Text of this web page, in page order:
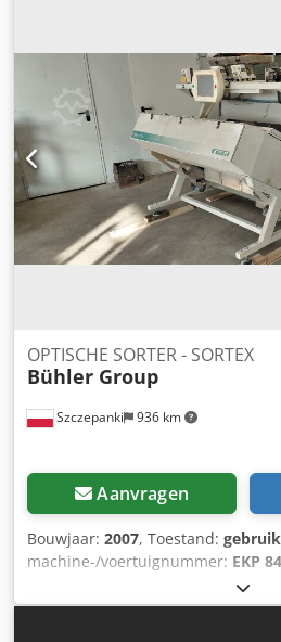
staal AISI 316 - Doseersysteem:
druk: Luchthydraulisch
BOOSTER) Fitzpatrick Fitzmill -
Productcontactdelen van roestvrij
Rotortoerental: 1000 - 3000 tpm -
Inclusief: bedieningspaneel.
Szczepanki 936 km
OPTISCHE SORTER - SORTEX
Bühler Group
Aanvragen
Bouwjaar: 2007, Toestand:
machine-/voertuignummer: EKP
SORTER VOOR VERWIJDEREN VAN
SORTEX van Bühler Type: MEAF
Cjdpsyv Aitjfx Aanjha